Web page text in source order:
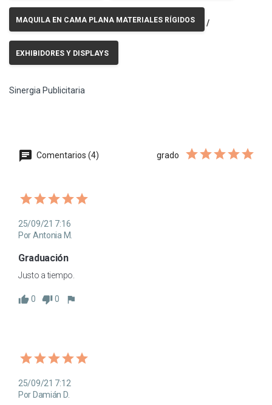
MAQUILA EN CAMA PLANA MATERIALES RÍGIDOS /
EXHIBIDORES Y DISPLAYS
Sinergia Publicitaria
Comentarios (4) grado
25/09/21 7:16
Por Antonia M.
Graduación
Justo a tiempo.
0 0
25/09/21 7:12
Por Damián D.